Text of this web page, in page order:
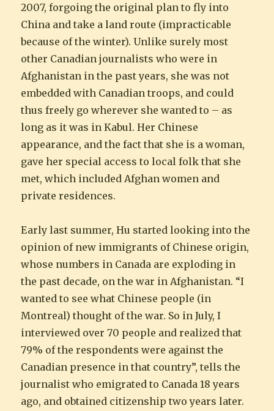
2007, forgoing the original plan to fly into
China and take a land route (impracticable
because of the winter). Unlike surely most
other Canadian journalists who were in
Afghanistan in the past years, she was not
embedded with Canadian troops, and could
thus freely go wherever she wanted to – as
long as it was in Kabul. Her Chinese
appearance, and the fact that she is a woman,
gave her special access to local folk that she
met, which included Afghan women and
private residences.
Early last summer, Hu started looking into the
opinion of new immigrants of Chinese origin,
whose numbers in Canada are exploding in
the past decade, on the war in Afghanistan. “I
wanted to see what Chinese people (in
Montreal) thought of the war. So in July, I
interviewed over 70 people and realized that
79% of the respondents were against the
Canadian presence in that country”, tells the
journalist who emigrated to Canada 18 years
ago, and obtained citizenship two years later.